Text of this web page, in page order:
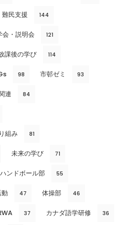
難民支援 144
会・説明会 121
課後の学び 114
98 市邨ゼミ 93
連 84
組み 81
未来の学び 71
ンドボール部 55
47 体操部 46
37 カナダ語学研修 36